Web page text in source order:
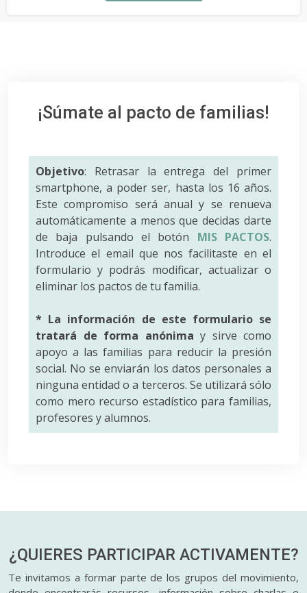
¡Súmate al pacto de familias!
Objetivo: Retrasar la entrega del primer
smartphone, a poder ser, hasta los 16 años.
Este compromiso será anual y se renueva
automáticamente a menos que decidas darte
de baja pulsando el botón MIS PACTOS.
Introduce el email que nos facilitaste en el
formulario y podrás modificar, actualizar o
eliminar los pactos de tu familia.
* La información de este formulario se
tratará de forma anónima y sirve como
apoyo a las familias para reducir la presión
social. No se enviarán los datos personales a
ninguna entidad o a terceros. Se utilizará sólo
como mero recurso estadístico para familias,
profesores y alumnos.
¿QUIERES PARTICIPAR ACTIVAMENTE?
Te invitamos a formar parte de los grupos del movimiento,